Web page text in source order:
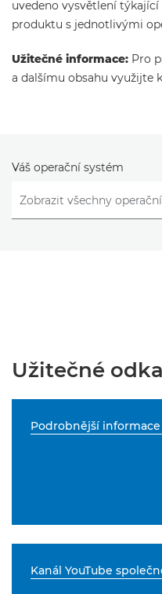
uvedeno vysvětlení
produktu s jednotlivými
Užitečné informace: Pro
a dalšímu obsahu využijte
Váš operační systém
Užitečné
Podrobnější
Kanál YouTube